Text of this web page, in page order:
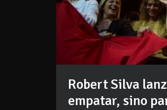
Robert Silva
empatar, sino